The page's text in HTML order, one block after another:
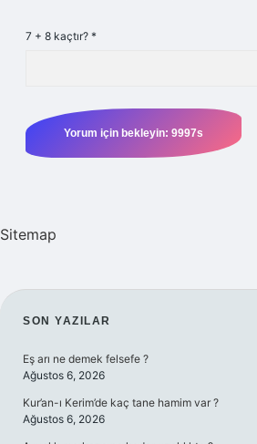
7 + 8 kaçtır? *
Sitemap
SIDEBAR
SON YAZILAR
Eş arı ne demek felsefe ?
Ağustos 6, 2026
Kur’an-ı Kerim’de kaç tane hamim var ?
Ağustos 6, 2026